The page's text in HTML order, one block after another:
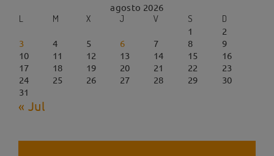
agosto 2026
L
M X J V S
D
1
2
3
4 5 6 7 8
9
10
11 12 13 14 15
16
17
18 19 20 21 22
23
24
25 26 27 28 29
30
31
« Jul